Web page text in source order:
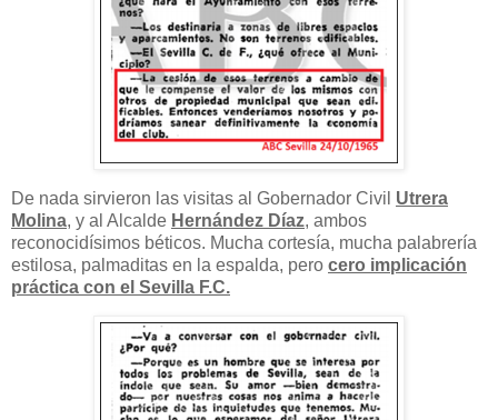
De nada sirvieron las visitas al Gobernador Civil Utrera
Molina, y al Alcalde Hernández Díaz, ambos
reconocidísimos béticos. Mucha cortesía, mucha palabrería
estilosa, palmaditas en la espalda, pero cero implicación
práctica con el Sevilla F.C.